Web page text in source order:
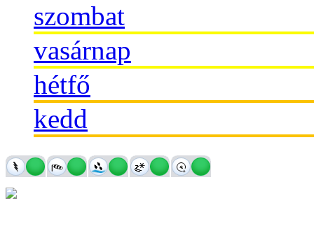
szombat
vasárnap
hétfő
kedd